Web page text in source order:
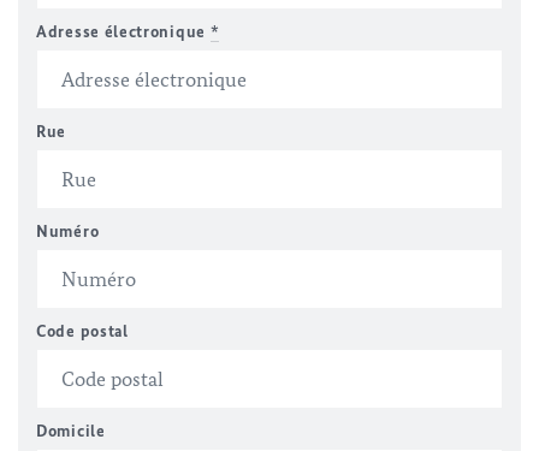
Adresse électronique *
Rue
Numéro
Code postal
Domicile